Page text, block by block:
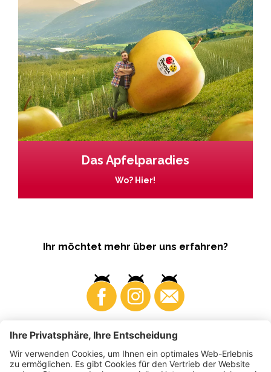
Das Apfelparadies
Wo? Hier!
Ihr möchtet mehr über uns erfahren?
Business Produzenten